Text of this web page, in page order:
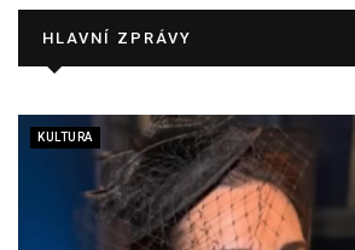
HLAVNÍ ZPRÁVY
KULTURA